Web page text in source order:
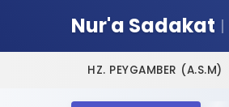
Nur'a Sadakat
HZ. PEYGAMBER (A.S.M)